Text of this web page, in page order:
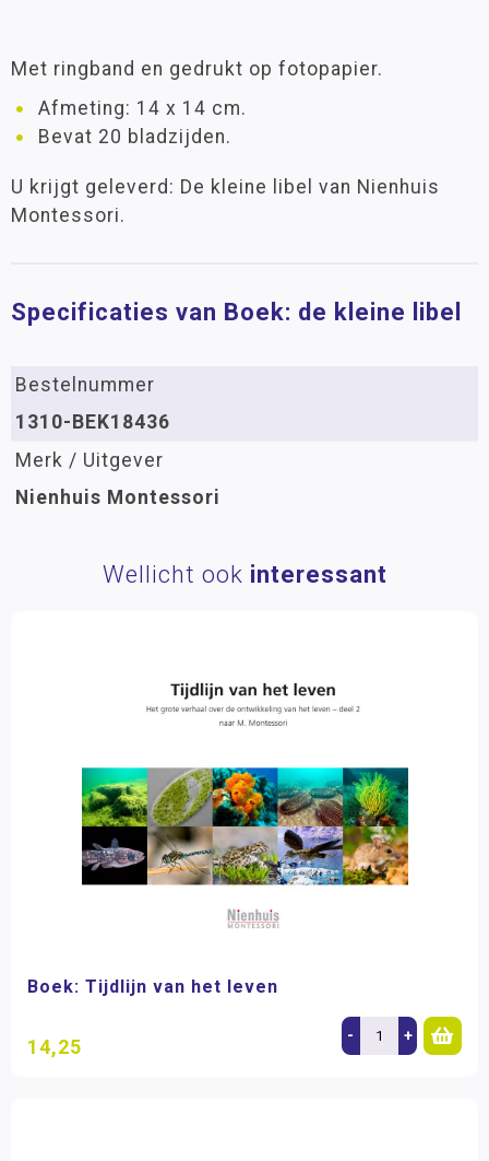
Met ringband en gedrukt op fotopapier.
Afmeting: 14 x 14 cm.
Bevat 20 bladzijden.
U krijgt geleverd: De kleine libel van Nienhuis
Montessori.
Specificaties van Boek: de kleine libel
Bestelnummer
1310-BEK18436
Merk / Uitgever
Nienhuis Montessori
Wellicht ook interessant
Boek: Tijdlijn van het leven
14,25 - +